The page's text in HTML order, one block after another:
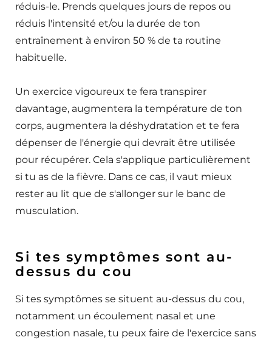
réduis-le. Prends quelques jours de repos ou
réduis l'intensité et/ou la durée de ton
entraînement à environ 50 % de ta routine
habituelle.
Un exercice vigoureux te fera transpirer
davantage, augmentera la température de ton
corps, augmentera la déshydratation et te fera
dépenser de l'énergie qui devrait être utilisée
pour récupérer. Cela s'applique particulièrement
si tu as de la fièvre. Dans ce cas, il vaut mieux
rester au lit que de s'allonger sur le banc de
musculation.
Si tes symptômes sont au-
dessus du cou
Si tes symptômes se situent au-dessus du cou,
notamment un écoulement nasal et une
congestion nasale, tu peux faire de l'exercice sans